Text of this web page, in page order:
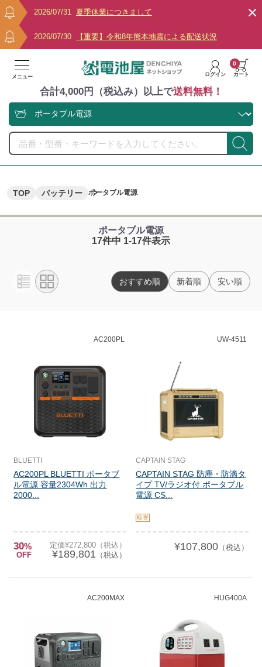
2026/07/31 夏季休業につきまして
2026/07/30 【重要】令和8年熊本地震による配送状況
メニュー ログイン カート
0
合計4,000円（税込み）以上で送料無料！
TOP バッテリー ポータブル電源
ポータブル電源
17件中 1-17件表示
おすすめ順 新着順 安い順
AC200PL
BLUETTI
AC200PL BLUETTI ポータブ
ル電源 容量2304Wh 出力
2000...
30%
OFF
定価¥272,800（税込）
¥189,801 （税込）
UW-4511
CAPTAIN STAG
CAPTAIN STAG 防塵・防滴タ
イプ TV/ラジオ付 ポータブル
電源 CS...
取寄
¥107,800（税込）
AC200MAX HUG400A